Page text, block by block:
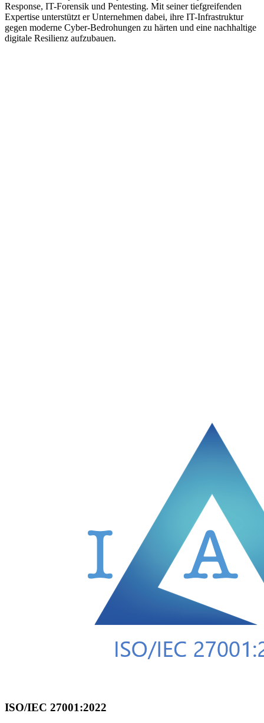
Response, IT-Forensik und Pentesting. Mit seiner tiefgreifenden
Expertise unterstützt er Unternehmen dabei, ihre IT-Infrastruktur
gegen moderne Cyber-Bedrohungen zu härten und eine nachhaltige
digitale Resilienz aufzubauen.
ISO/IEC 27001:2022